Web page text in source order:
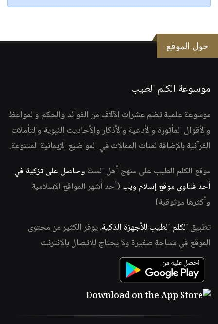
حول الموقع
موسوعة الكلم الطيب
موسوعة علمية تضم عشرات الآلاف من الفوائد والحكم والمواعظ
والأقوال المأثورة والأدعية والأذكار والأحاديث النبوية والتأملات
القرآنية بالإضافة لمئات المقالات في المواضيع الإيمانية المتنوعة.
موقع الكلم الطيب على منهج أهل السنة وحاصل على تزكية في
أحد فتاوى موقع إسلام ويب (أحد أشهر المواقع الإسلامية
وأكثرها موثوقية)
تطبيق الكلم الطيب للأجهزة الذكية، يوفر الكثير من محتوى
الموقع في مساحة صغيرة ولا يحتاج للاتصال بالانترنت